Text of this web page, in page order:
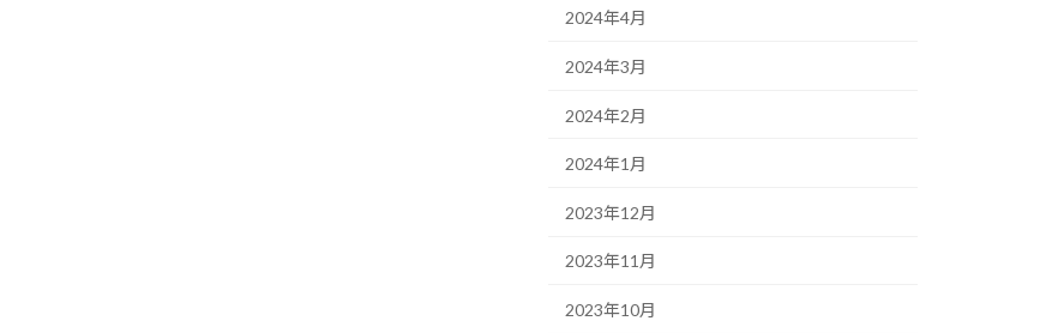
2024年4月
2024年3月
2024年2月
2024年1月
2023年12月
2023年11月
2023年10月